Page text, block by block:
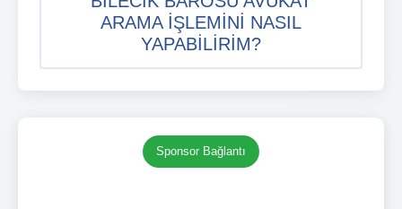
ARAMA IŞLEMINI NASIL
YAPABILIRIM?
Sponsor Bağlantı